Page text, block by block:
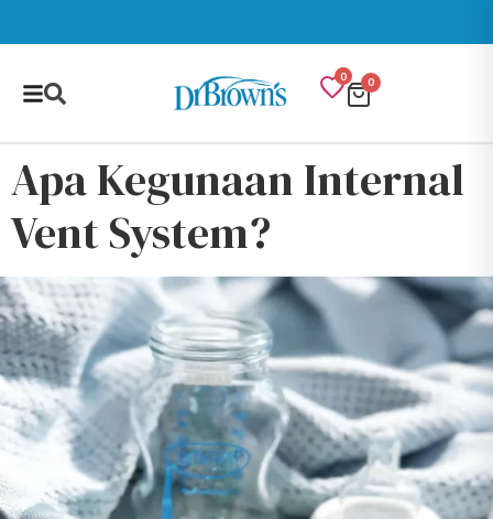
0 0
Apa Kegunaan Internal
Vent System?